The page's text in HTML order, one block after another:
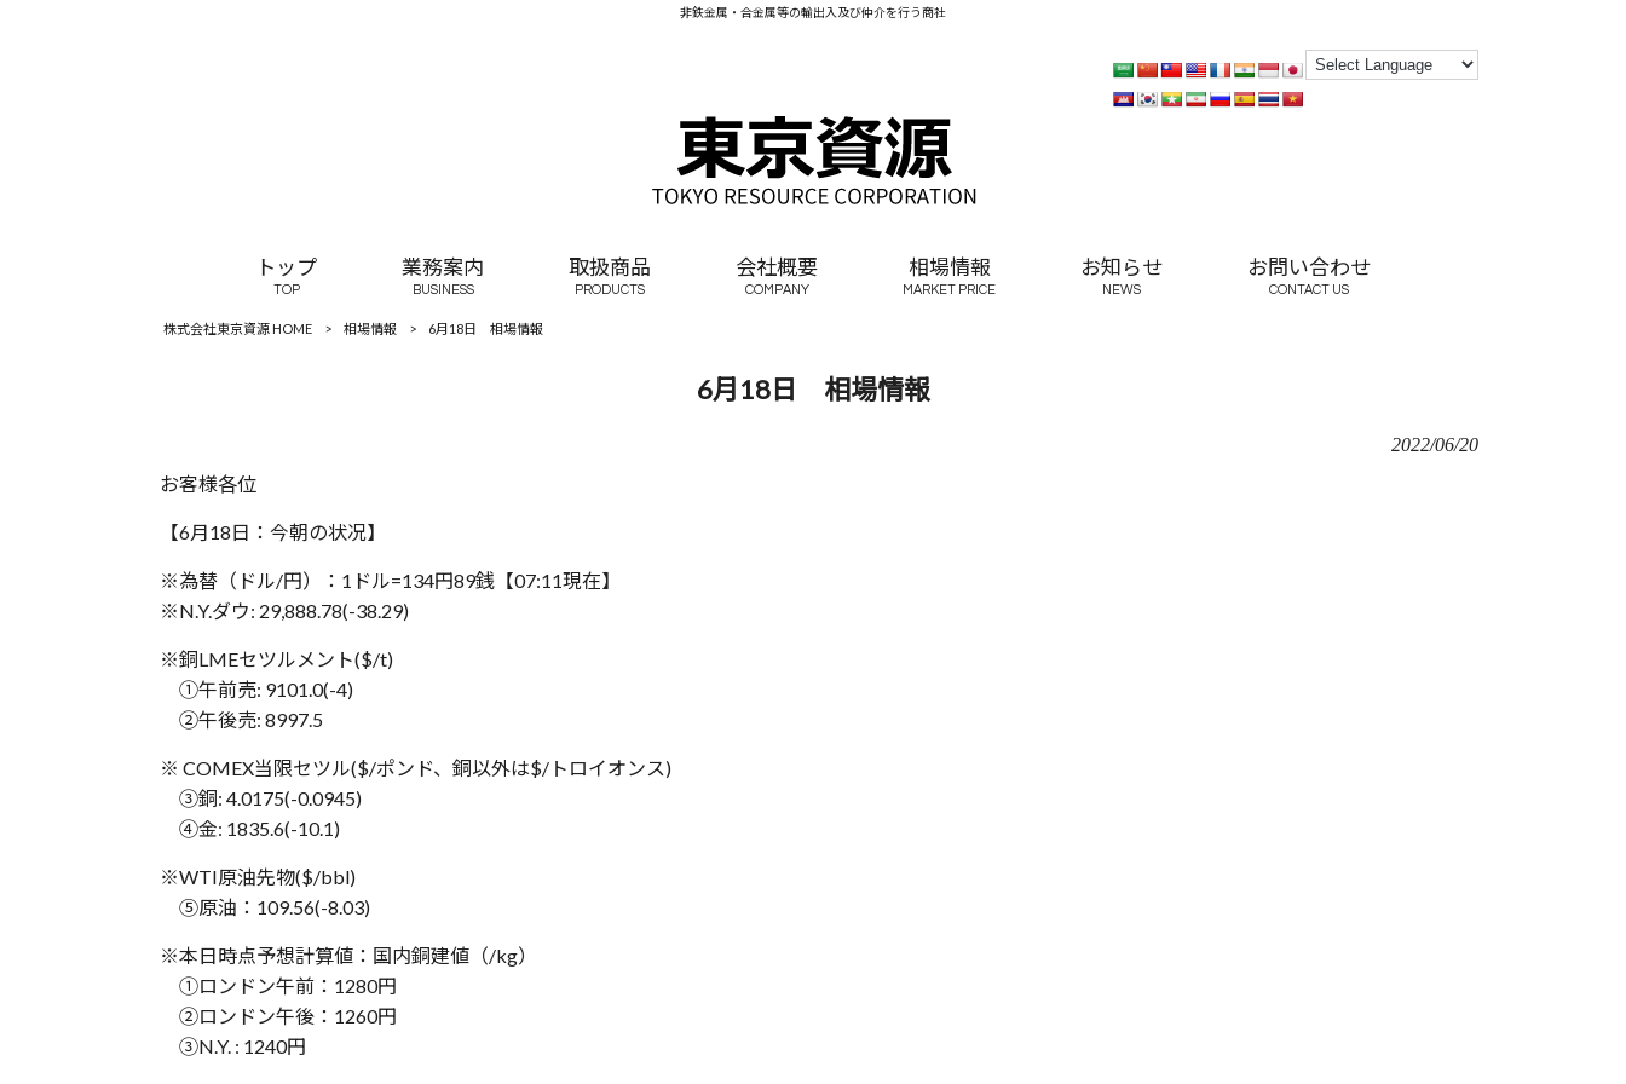
非鉄金属・合金属等の輸出入及び仲介を行う商社
トップ
TOP
業務案内
BUSINESS
取扱商品
PRODUCTS
会社概要
COMPANY
相場情報
MARKET PRICE
お知らせ
NEWS
お問い合わせ
CONTACT US
株式会社東京資源 HOME > 相場情報 > 6月18日 相場情報
6月18日 相場情報
2022/06/20
お客様各位
【6月18日：‪今朝の状况】
※為替（ドル/円）：1ドル=134円89銭【‪‪07:11現在】
※N.Y.ダウ: 29,888.78(-38.29)
※銅LMEセツルメント($/t)
①午前売: 9101.0(-4)
②午後売: 8997.5
※ COMEX当限セツル($/ポンド、銅以外は$/トロイオンス)
③銅: 4.0175(-0.0945)
④金: 1835.6(-10.1)
※WTI原油先物($/bbl)
⑤原油：109.56(-8.03)
※本日時点予想計算値：国内銅建値（/kg）
①ロンドン午前：1280円
②ロンドン午後：1260円
③N.Y. : 1240円